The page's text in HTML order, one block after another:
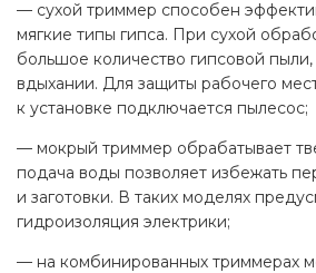
— сухой триммер способен
мягкие типы гипса. При сухой
большое количество гипсовой
вдыхании. Для защиты рабочего
к установке подключается пылесос;
— мокрый триммер обрабатывает
подача воды позволяет избежать
и заготовки. В таких моделях
гидроизоляция электрики;
— на комбинированных триммерах